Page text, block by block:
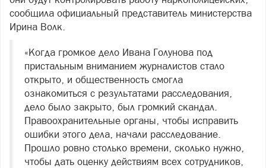
сообщила официальный представитель министерства
Ирина Волк.
«Когда громкое дело Ивана Голунова под
пристальным вниманием журналистов стало
открыто, и общественность смогла
ознакомиться с результатами расследования,
дело было закрыто, был громкий скандал.
Правоохранительные органы, чтобы исправить
ошибки этого дела, начали расследование.
Прошло ровно столько времени, сколько нужно,
чтобы дать оценку действиям всех сотрудников,